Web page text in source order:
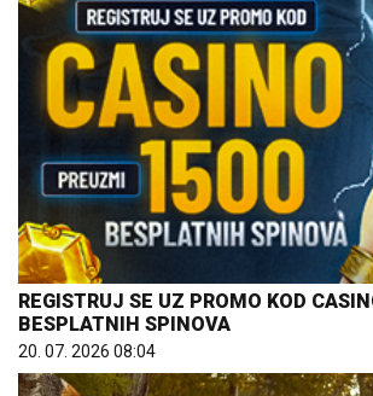
REGISTRUJ SE UZ PROMO KOD
BESPLATNIH SPINOVA
20. 07. 2026 08:04